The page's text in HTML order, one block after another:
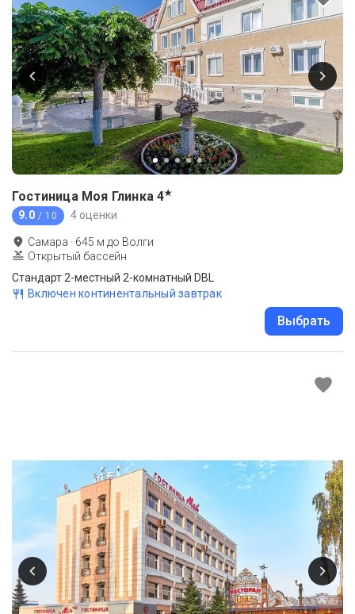
Гостиница Моя Глинка 4★
9.0 / 10 4 оценки
Самара · 645 м до Волги
Открытый бассейн
Стандарт 2-местный 2-комнатный DBL
Включен континентальный завтрак
Выбрать